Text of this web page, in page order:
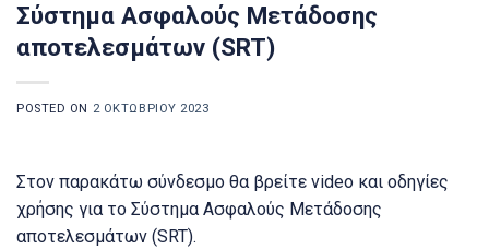
Σύστημα Ασφαλούς Μετάδοσης
αποτελεσμάτων (SRT)
POSTED ON 2 ΟΚΤΩΒΡΊΟΥ 2023
Στον παρακάτω σύνδεσμο θα βρείτε video και οδηγίες
χρήσης για το Σύστημα Ασφαλούς Μετάδοσης
αποτελεσμάτων (SRT).